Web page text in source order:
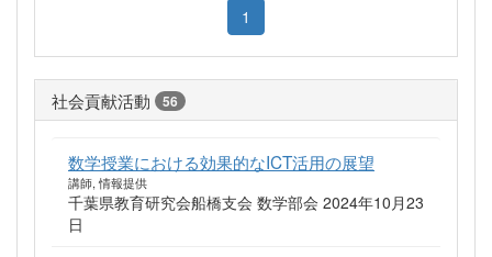
1
社会貢献活動 56
数学授業における効果的なICT活用の展望
講師, 情報提供
千葉県教育研究会船橋支会 数学部会 2024年10月23
日